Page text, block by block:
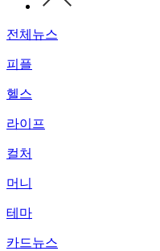
전체뉴스
피플
헬스
라이프
컬처
머니
테마
카드뉴스